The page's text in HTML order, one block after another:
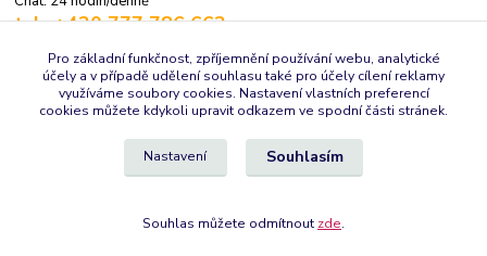
tel.: +420 777 786 662
info@fashion-4happy.cz
Pro základní funkčnost, zpříjemnění používání webu, analytické
účely a v případě udělení souhlasu také pro účely cílení reklamy
využíváme soubory cookies. Nastavení vlastních preferencí
cookies můžete kdykoli upravit odkazem ve spodní části stránek.
Nastavení Souhlasím
Souhlas můžete odmítnout zde.